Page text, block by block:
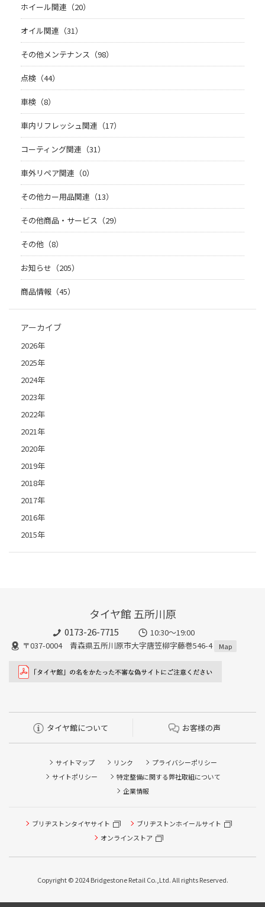
ホイール関連（20）
オイル関連（31）
その他メンテナンス（98）
点検（44）
車検（8）
車内リフレッシュ関連（17）
コーティング関連（31）
車外リペア関連（0）
その他カー用品関連（13）
その他商品・サービス（29）
その他（8）
お知らせ（205）
商品情報（45）
アーカイブ
2026年
2025年
2024年
2023年
2022年
2021年
2020年
2019年
2018年
2017年
2016年
2015年
タイヤ館 五所川原
0173-26-7715
10:30～19:00
〒037-0004 青森県五所川原市大字唐笠柳字藤巻546-4
Map
タイヤ館について お客様の声
サイトマップ リンク
プライバシーポリシー
サイトポリシー
特定整備に関する弊社取組について
企業情報
ブリヂストンタイヤサイト
ブリヂストンホイールサイト
オンラインストア
Copyright © 2024 Bridgestone Retail Co.,Ltd. All rights Reserved.
タイヤ点検・安全点検/タイヤ履き替え/オイル交換/その他
ピット作業の予約
本日のタイヤ履き替え順番待ち予約 ※クローク契約会員の